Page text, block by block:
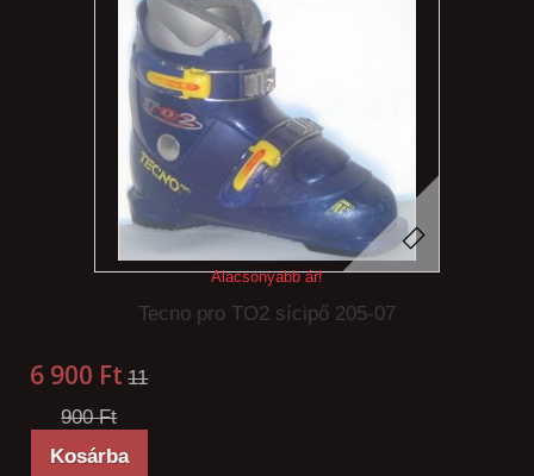
Alacsonyabb ár!
Tecno pro TO2 sícipő 205-07
6 900 Ft‎ 11
900 Ft‎
Kosárba